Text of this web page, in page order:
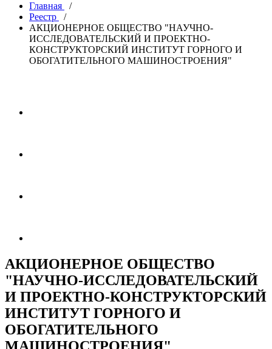
Главная
/
Реестр
/
АКЦИОНЕРНОЕ ОБЩЕСТВО "НАУЧНО-
ИССЛЕДОВАТЕЛЬСКИЙ И ПРОЕКТНО-
КОНСТРУКТОРСКИЙ ИНСТИТУТ ГОРНОГО И
ОБОГАТИТЕЛЬНОГО МАШИНОСТРОЕНИЯ"
АКЦИОНЕРНОЕ ОБЩЕСТВО
"НАУЧНО-ИССЛЕДОВАТЕЛЬСКИЙ
И ПРОЕКТНО-КОНСТРУКТОРСКИЙ
ИНСТИТУТ ГОРНОГО И
ОБОГАТИТЕЛЬНОГО